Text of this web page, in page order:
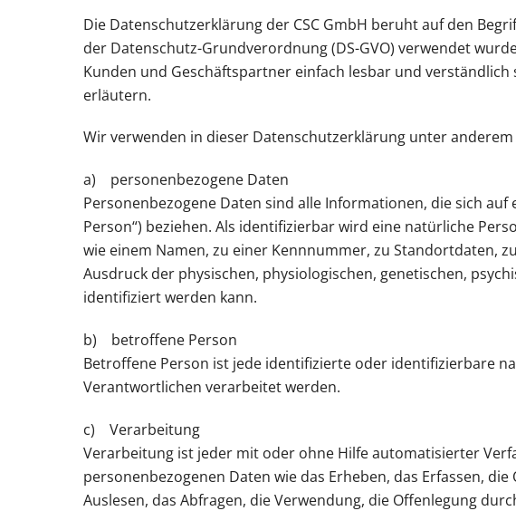
Die Datenschutzerklärung der CSC GmbH beruht auf den
der Datenschutz-Grundverordnung (DS-GVO) verwendet
Kunden und Geschäftspartner einfach lesbar und
erläutern.
Wir verwenden in dieser Datenschutzerklärung unter
a) personenbezogene Daten
Personenbezogene Daten sind alle Informationen, die sich
Person“) beziehen. Als identifizierbar wird eine natürliche
wie einem Namen, zu einer Kennnummer, zu Standortdaten,
Ausdruck der physischen, physiologischen, genetischen,
identifiziert werden kann.
b) betroffene Person
Betroffene Person ist jede identifizierte oder identifizierbare
Verantwortlichen verarbeitet werden.
c) Verarbeitung
Verarbeitung ist jeder mit oder ohne Hilfe automatisierter
personenbezogenen Daten wie das Erheben, das Erfassen,
Auslesen, das Abfragen, die Verwendung, die Offenlegung